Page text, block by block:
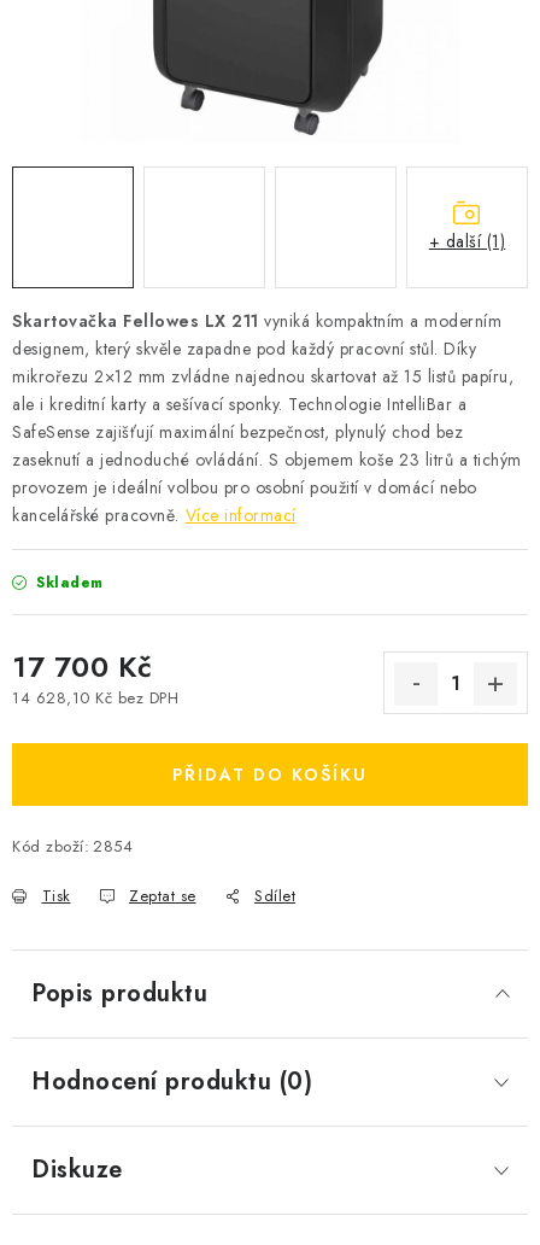
Skartovačka Fellowes LX 211 vyniká kompaktním a moderním
designem, který skvěle zapadne pod každý pracovní stůl. Díky
mikrořezu 2×12 mm zvládne najednou skartovat až 15 listů papíru,
ale i kreditní karty a sešívací sponky. Technologie IntelliBar a
SafeSense zajišťují maximální bezpečnost, plynulý chod bez
zaseknutí a jednoduché ovládání. S objemem koše 23 litrů a tichým
provozem je ideální volbou pro osobní použití v domácí nebo
kancelářské pracovně. Více informací
Skladem
17 700 Kč
14 628,10 Kč bez DPH
PŘIDAT DO KOŠÍKU
Kód zboží: 2854
Tisk Zeptat se Sdílet
+ další (1)
Popis produktu
Hodnocení produktu (0)
Diskuze